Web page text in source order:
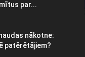
par...
nākotne:
patērētājiem?